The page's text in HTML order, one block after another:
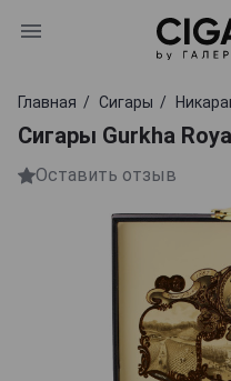
Главная Сигары
Сигары Gurkha
Оставить отзыв